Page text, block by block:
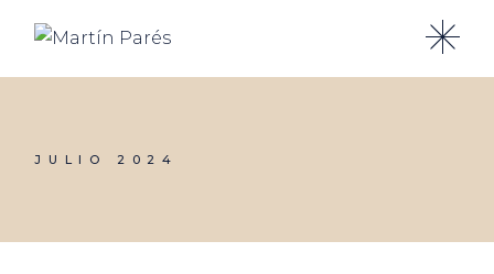
JULIO 2024